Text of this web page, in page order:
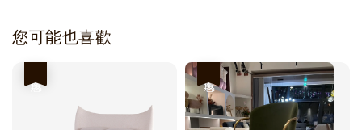
您可能也喜歡